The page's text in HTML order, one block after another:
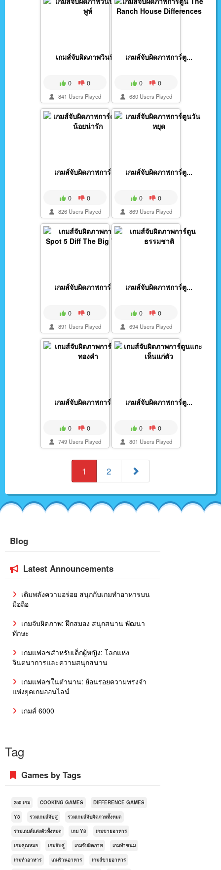
เกมส์จับผิดภาพวินนี่...
0 0
841 Users Played
เกมส์จับผิดภาพการ์ตู...
0 0
680 Users Played
เกมส์จับผิดภาพการ์ตู...
0 0
826 Users Played
เกมส์จับผิดภาพการ์ตู...
0 0
869 Users Played
เกมส์จับผิดภาพการ์ตู...
0 0
891 Users Played
เกมส์จับผิดภาพการ์ตู...
0 0
694 Users Played
เกมส์จับผิดภาพการ์ตู...
0 0
749 Users Played
เกมส์จับผิดภาพการ์ตู...
0 0
801 Users Played
1 2
Blog
Latest Announcements
เติมพลังความอร่อย สนุกกับเกมทำอาหารบน
มือถือ
เกมจับผิดภาพ: ฝึกสมอง สนุกสนาน พัฒนา
ทักษะ
เกมแฟลชสำหรับเด็กผู้หญิง: โลกแห่ง
จินตนาการและความสนุกสนาน
เกมแฟลชในตำนาน: ย้อนรอยความทรงจำ
แห่งยุคเกมออนไลน์
เกมส์ 6000
Tag
Games by Tags
250 เกม COOKING GAMES DIFFERENCE GAMES
Y8 รวมเกมส์จับคู่ รวมเกมส์จับผิดภาพทั้งหมด
รวมเกมส์แต่งตัวทั้งหมด เกม Y8 เกมขายอาหาร
เกมคุณหมอ เกมจับคู่ เกมจับผิดภาพ เกมทำขนม
เกมทำอาหาร เกมร้านอาหาร เกมส์ขายอาหาร